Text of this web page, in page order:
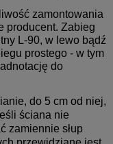
zamontowania
producent. Zabieg
L-90, w lewo bądź
prostego - w tym
do
do 5 cm od niej,
ściana nie
zamiennie słup